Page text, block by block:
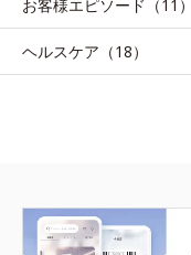
お客様エピソード（11）
ヘルスケア（18）